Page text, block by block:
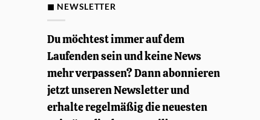
Soundworks
gewinnen
◼ NEWSLETTER
Du möchtest immer auf dem
Laufenden sein und keine News
mehr verpassen? Dann abonnieren
jetzt unseren Newsletter und
erhalte regelmäßig die neuesten